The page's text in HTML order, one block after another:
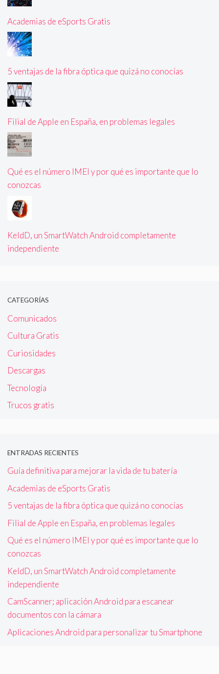
Academias de eSports Gratis
5 ventajas de la fibra óptica que quizá no conocías
Filial de Apple en España, en problemas legales
Qué es el número IMEI y por qué es importante que lo
conozcas
KeldD, un SmartWatch Android completamente
independiente
CATEGORÍAS
Comunicados
Cultura Gratis
Curiosidades
Descargas
Tecnología
Trucos gratis
ENTRADAS RECIENTES
Guía definitiva para mejorar la vida de tu batería
Academias de eSports Gratis
5 ventajas de la fibra óptica que quizá no conocías
Filial de Apple en España, en problemas legales
Qué es el número IMEI y por qué es importante que lo
conozcas
KeldD, un SmartWatch Android completamente
independiente
CamScanner; aplicación Android para escanear
documentos con la cámara
Aplicaciones Android para personalizar tu Smartphone